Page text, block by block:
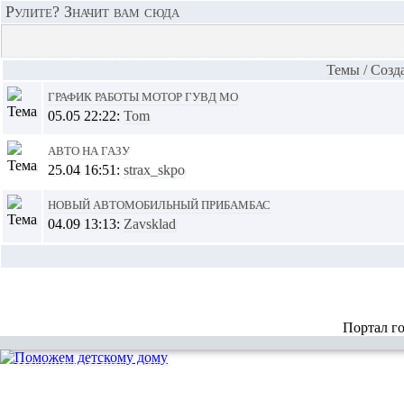
Рулите? Значит вам сюда
Темы /
График работы МОТОР ГУВД МО
05.05 22:22: Tom
Авто на газу
25.04 16:51: strax_skpo
Новый автомобильный прибамбас
04.09 13:13: Zavsklad
Портал